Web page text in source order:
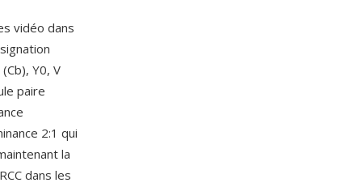
vidéo dans
Y0, V
paire
2:1 qui
la
dans les